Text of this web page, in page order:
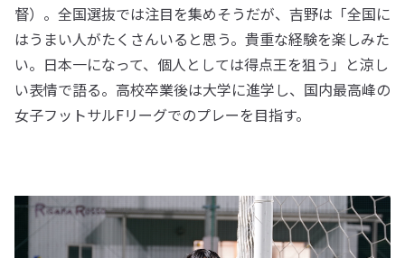
督）。全国選抜では注目を集めそうだが、吉野は「全国に
はうまい人がたくさんいると思う。貴重な経験を楽しみた
い。日本一になって、個人としては得点王を狙う」と涼し
い表情で語る。高校卒業後は大学に進学し、国内最高峰の
女子フットサルFリーグでのプレーを目指す。